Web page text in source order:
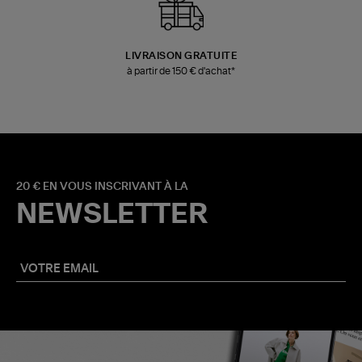
LIVRAISON GRATUITE
à partir de 150 € d'achat*
20 € EN VOUS INSCRIVANT À LA
NEWSLETTER